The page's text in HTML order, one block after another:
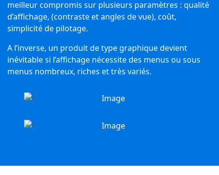
meilleur compromis sur plusieurs paramètres : qualité
d’affichage, (contraste et angles de vue), coût,
simplicité de pilotage.
A l’inverse, un produit de type graphique devient
inévitable si l’affichage nécessite des menus ou sous
menus nombreux, riches et très variés.